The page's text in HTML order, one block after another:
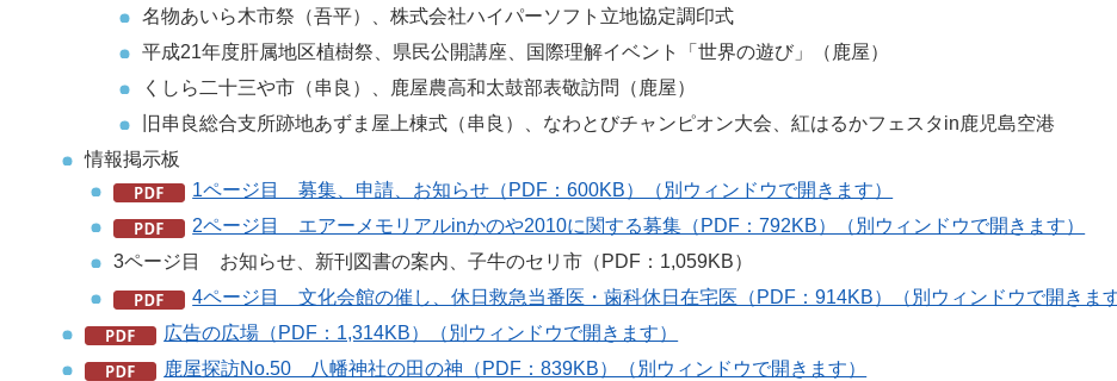
名物あいら木市祭（吾平）、株式会社ハイパーソフト立地協定調印式
平成21年度肝属地区植樹祭、県民公開講座、国際理解イベント「世界の遊び」（鹿屋）
くしら二十三や市（串良）、鹿屋農高和太鼓部表敬訪問（鹿屋）
旧串良総合支所跡地あずま屋上棟式（串良）、なわとびチャンピオン大会、紅はるかフェスタin鹿児島空港
情報掲示板
1ページ目 募集、申請、お知らせ（PDF：600KB）（別ウィンドウで開きます）
2ページ目 エアーメモリアルinかのや2010に関する募集（PDF：792KB）（別ウィンドウで開きます）
3ページ目 お知らせ、新刊図書の案内、子牛のセリ市（PDF：1,059KB）
4ページ目 文化会館の催し、休日救急当番医・歯科休日在宅医（PDF：914KB）（別ウィンドウで開きます
広告の広場（PDF：1,314KB）（別ウィンドウで開きます）
鹿屋探訪No.50 八幡神社の田の神（PDF：839KB）（別ウィンドウで開きます）